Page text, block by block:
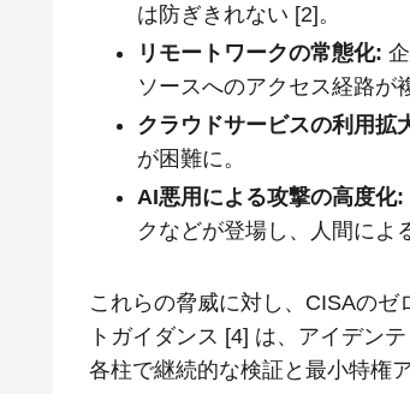
は防ぎきれない [2]。
リモートワークの常態化:
ソースへのアクセス経路が
クラウドサービスの利用拡
が困難に。
AI悪用による攻撃の高度化:
クなどが登場し、人間によ
これらの脅威に対し、CISAの
トガイダンス [4] は、アイデン
各柱で継続的な検証と最小特権